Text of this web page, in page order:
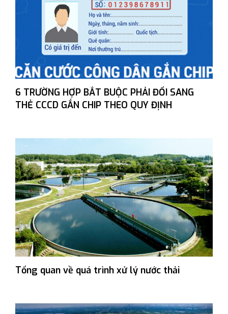
6 TRƯỜNG HỢP BẮT BUỘC PHẢI ĐỔI SANG
THẺ CCCD GẮN CHIP THEO QUY ĐỊNH
Tổng quan về quá trình xử lý nước thải